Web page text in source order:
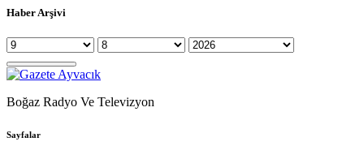
Haber Arşivi
Boğaz Radyo Ve Televizyon
Sayfalar